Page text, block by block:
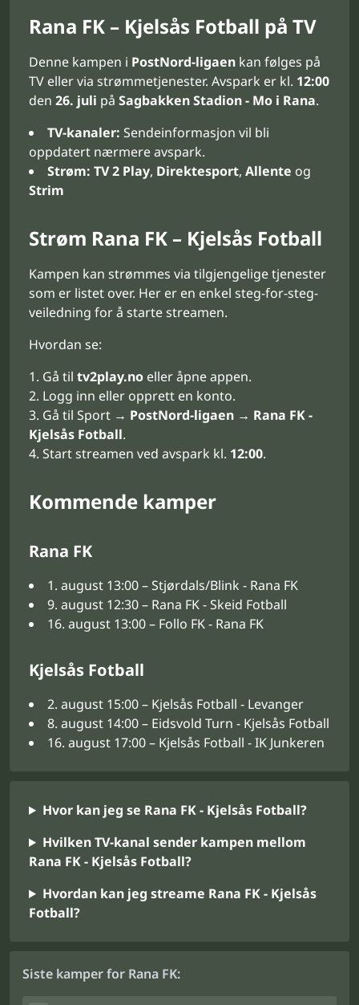
Rana FK – Kjelsås Fotball på TV
Denne kampen i PostNord-ligaen kan følges på
TV eller via strømmetjenester. Avspark er kl. 12:00
den 26. juli på Sagbakken Stadion - Mo i Rana.
TV-kanaler: Sendeinformasjon vil bli
oppdatert nærmere avspark.
Strøm: TV 2 Play, Direktesport, Allente og
Strim
Strøm Rana FK – Kjelsås Fotball
Kampen kan strømmes via tilgjengelige tjenester
som er listet over. Her er en enkel steg-for-steg-
veiledning for å starte streamen.
Hvordan se:
Gå til tv2play.no eller åpne appen.
Logg inn eller opprett en konto.
Gå til Sport → PostNord-ligaen → Rana FK -
Kjelsås Fotball.
Start streamen ved avspark kl. 12:00.
Kommende kamper
Rana FK
1. august 13:00 – Stjørdals/Blink - Rana FK
9. august 12:30 – Rana FK - Skeid Fotball
16. august 13:00 – Follo FK - Rana FK
Kjelsås Fotball
2. august 15:00 – Kjelsås Fotball - Levanger
8. august 14:00 – Eidsvold Turn - Kjelsås Fotball
16. august 17:00 – Kjelsås Fotball - IK Junkeren
Hvor kan jeg se Rana FK - Kjelsås Fotball?
Hvilken TV-kanal sender kampen mellom
Rana FK - Kjelsås Fotball?
Hvordan kan jeg streame Rana FK - Kjelsås
Fotball?
Siste kamper for Rana FK: